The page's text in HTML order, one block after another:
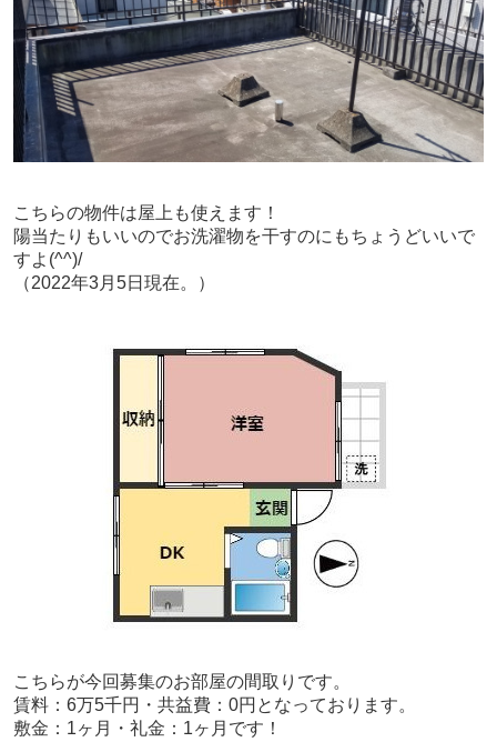
こちらの物件は屋上も使えます！
陽当たりもいいのでお洗濯物を干すのにもちょうどいいで
すよ(^^)/
（2022年3月5日現在。）
こちらが今回募集のお部屋の間取りです。
賃料：6万5千円・共益費：0円となっております。
敷金：1ヶ月・ 礼金：1ヶ月です！